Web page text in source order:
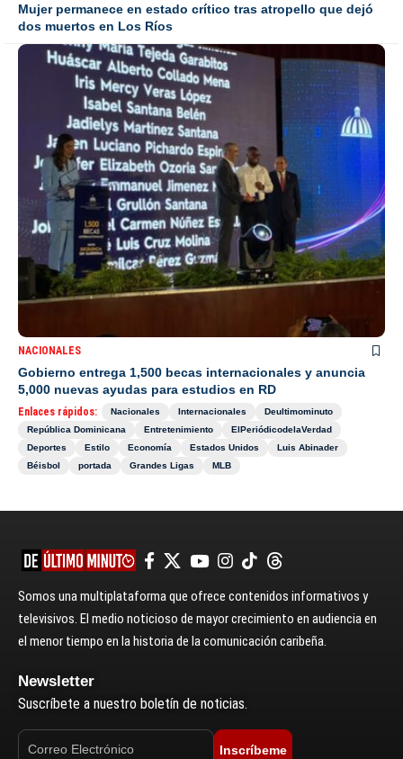
Mujer permanece en estado crítico tras atropello que dejó
dos muertos en Los Ríos
NACIONALES
Gobierno entrega 1,500 becas internacionales y anuncia
5,000 nuevas ayudas para estudios en RD
Enlaces rápidos: Nacionales Internacionales
Deultimominuto
República Dominicana
Entretenimiento
ElPeriódicodelaVerdad
Deportes
Estilo Economía Estados Unidos
Luis Abinader
Béisbol
portada Grandes Ligas MLB
Somos una multiplataforma que ofrece contenidos informativos y
televisivos. El medio noticioso de mayor crecimiento en audiencia en
el menor tiempo en la historia de la comunicación caribeña.
Newsletter
Suscríbete a nuestro boletín de noticias.
Inscríbeme